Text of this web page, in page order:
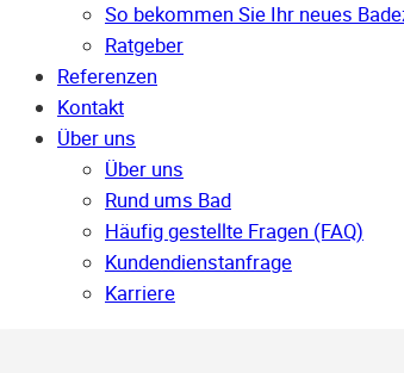
So bekommen Sie Ihr neues
Ratgeber
Referenzen
Kontakt
Über uns
Über uns
Rund ums Bad
Häufig gestellte Fragen (FAQ)
Kunden­dienst­anfrage
Karriere